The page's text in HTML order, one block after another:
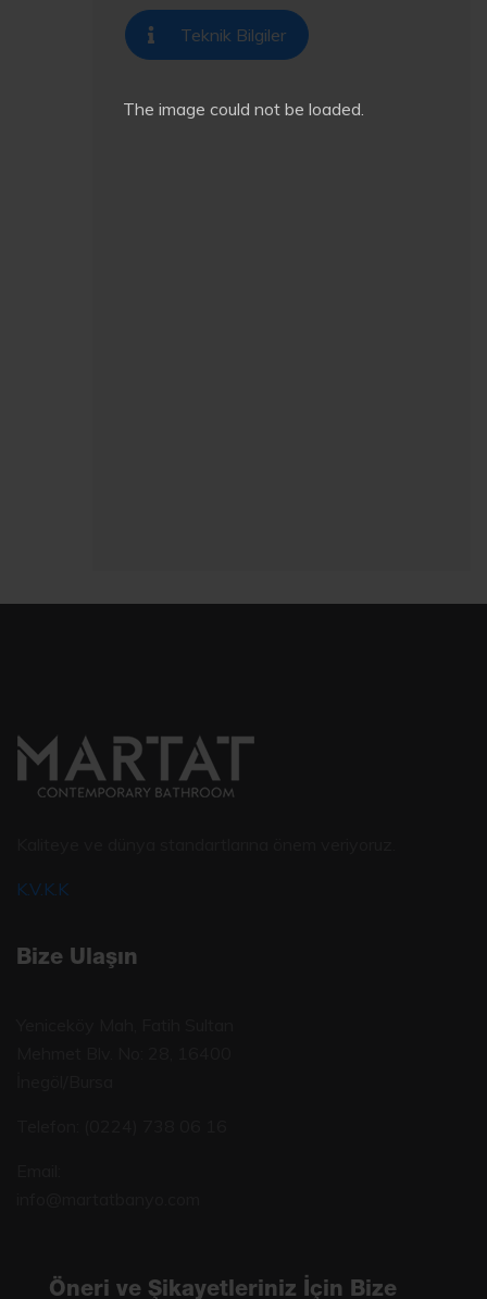
The image could not be loaded.
Teknik Bilgiler
K.V.K.K
Bize Ulaşın
Öneri ve Şikayetleriniz İçin Bize